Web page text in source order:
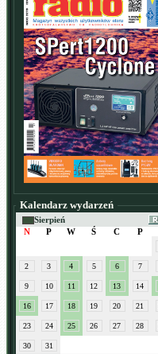
Kalendarz wydarzeń
Sierpień
N
P W Ś C P
2 3 4 5 6 7
9 10 11 12 13 14
16 17 18 19 20 21
23 24 25 26 27 28
30 31